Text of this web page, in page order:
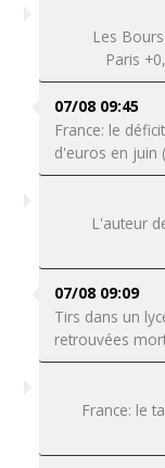
Les
Paris
07/08 09:45
France: le
d'euros en juin
L'auteur
07/08 09:09
Tirs dans un
retrouvées
France: le